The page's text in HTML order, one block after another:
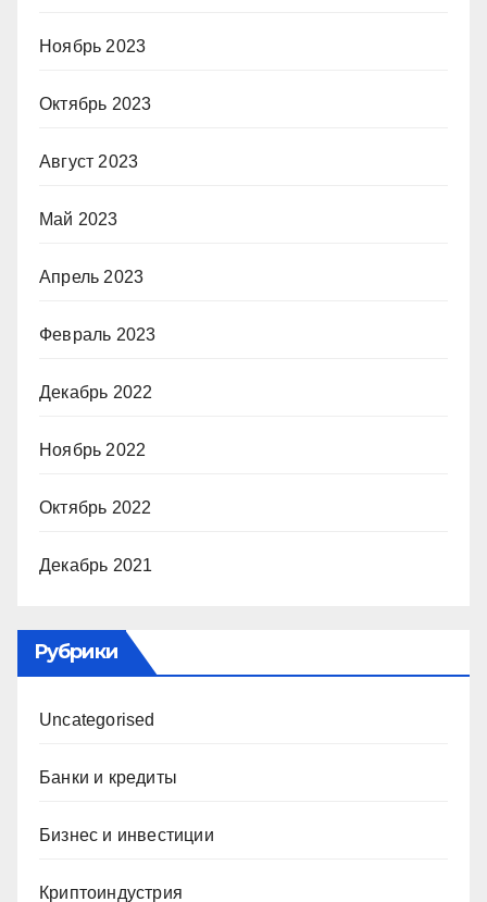
Ноябрь 2023
Октябрь 2023
Август 2023
Май 2023
Апрель 2023
Февраль 2023
Декабрь 2022
Ноябрь 2022
Октябрь 2022
Декабрь 2021
Рубрики
Uncategorised
Банки и кредиты
Бизнес и инвестиции
Криптоиндустрия